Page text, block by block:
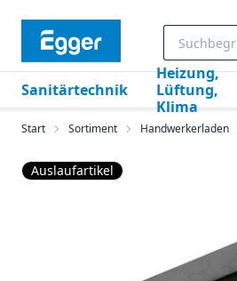
Sanitärtechnik
Heizung,
Lüftung,
Klima
Start Sortiment Handwerkerladen
Auslaufartikel